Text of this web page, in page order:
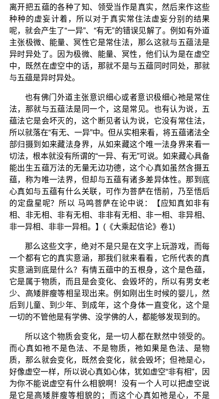
离开把五蕴的各种了知、领受当作是真实，然后来作这些
种种的虚妄计着，所以对于真实常住法虚妄分别的结果
呢，就会产生了“一异”、“有无”的错误见解了。例如有外道
主张极微、能量、冥性它是常住法，那么这就与五蕴法是
异时异处了。因为极微、能量、冥性，他们认为是在虚空
中，既然在虚空中的话，那就不是与五蕴同时同处，那就
与五蕴是异时异处。
也有佛门外道主张意识细心或者意识极细心祂是常住
法，那就与五蕴法是同一个，这是常见。也有认为说，五
蕴法它是会坏灭的，这个断见者认为说，它没有常住法，
所以就落在“有无、一异”中。但从实相来看，将五蕴诸法全
部归摄到如来藏法身界，从如来藏这个唯一法身界来看一
切法，根本就没有所谓的“一异、有无”可说。如来藏心具备
能出生五蕴万法的无量无边功德，这个心真如虽然含摄五
蕴，称为唯一法界，但却与五蕴有诸多差异体性。那到底
心真如与五蕴有什么关联，可作为菩萨在悟前，乃至悟后
的定盘星呢？所以 马鸣菩萨在论中说：【应知真如非有
相、非无相、非有无相、非非有无相、非一相、非异相、
非一异相、非非一异相。】(《大乘起信论》卷1)
那么这些文字，绝对不是只是在文字上玩游戏，而每
一个都有它的真实意涵，那我们就来看看，它所代表的真
实意涵到底是什么？有情五蕴中的五根身，这个是色蕴，
它是属于物质，而且是会变化、会毁坏的，所以有男女老
少、高矮胖瘦等相呈现出来。例如刚出生时候的婴儿，然
后到儿童、到少年、到成年，这个身体一直变化，这个是
一切的不管他是有学佛、没学佛的人，都能够发现到的。
所以这个物质会变化，是一切人都在默然中领受的。
而心真如祂不是色法、不是物质，祂如果是色法、是物
质，那么就会变化，既然会变化，就会毁坏；但祂是心，
好像虚空一样，所以说心真如心体，犹如虚空“非有相”，因
为你不能说虚空有什么相貌啊！没有一个人可以把虚空说
是它是高矮胖瘦等相貌的；而这个心真如祂是心，不是